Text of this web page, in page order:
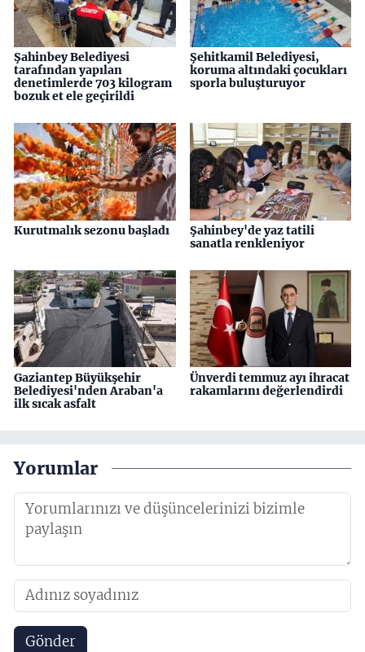
Şahinbey Belediyesi
tarafından yapılan
denetimlerde 703 kilogram
bozuk et ele geçirildi
Şehitkamil Belediyesi,
koruma altındaki çocukları
sporla buluşturuyor
Kurutmalık sezonu başladı
Şahinbey'de yaz tatili
sanatla renkleniyor
Gaziantep Büyükşehir
Belediyesi'nden Araban'a
ilk sıcak asfalt
Ünverdi temmuz ayı ihracat
rakamlarını değerlendirdi
Yorumlar
Gönder